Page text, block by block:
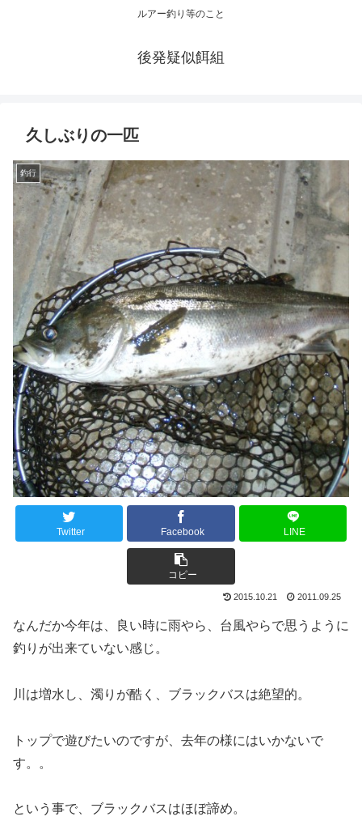
ルアー釣り等のこと
後発疑似餌組
久しぶりの一匹
釣行
Twitter Facebook LINE
コピー
2015.10.21 2011.09.25
なんだか今年は、良い時に雨やら、台風やらで思うように
釣りが出来ていない感じ。
川は増水し、濁りが酷く、ブラックバスは絶望的。
トップで遊びたいのですが、去年の様にはいかないで
す。。
という事で、ブラックバスはほぼ諦め。